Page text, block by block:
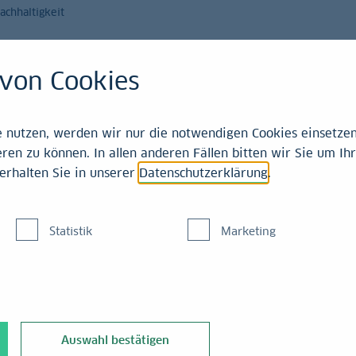
Die
Demokraten
Cookies
nutzen, werden wir nur die notwendigen Cookies
zu können. In allen anderen Fällen bitten wir Sie um
Sie in unserer Datenschutzerklärung.
Statistik Marketing
Auswahl bestätigen